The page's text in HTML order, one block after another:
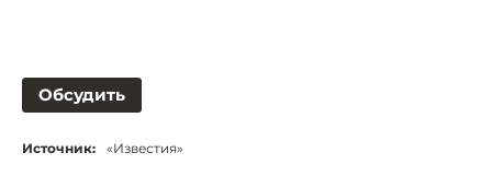
Обсудить
Источник: «Известия»